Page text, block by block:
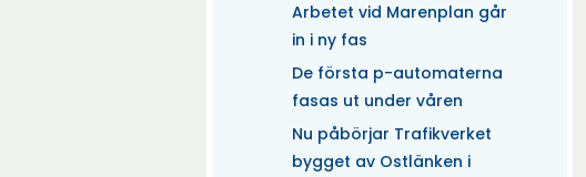
Arbetet vid Marenplan går
in i ny fas
De första p-automaterna
fasas ut under våren
Nu påbörjar Trafikverket
bygget av Ostlänken i